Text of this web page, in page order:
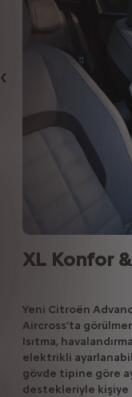
Bi̇r Önceki̇
XL
Yeni Citroën
Aircross’ta
Isıtma,
elektrikli
gövde tipine göre
destekleriyle kişiye